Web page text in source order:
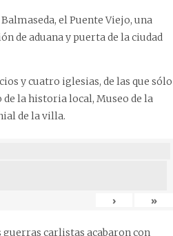
el Puente Viejo, una
de aduana y puerta de la ciudad
y cuatro iglesias, de las que sólo
la historia local, Museo de la
de la villa.
› »
carlistas acabaron con